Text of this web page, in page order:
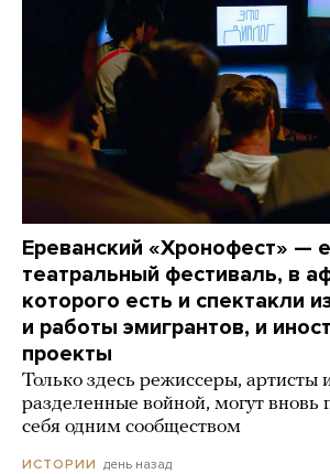
Ереванский «Хронофест» —
театральный фестиваль, в
которого есть и спектакли
и работы эмигрантов, и
проекты
Только здесь режиссеры, артисты
разделенные войной, могут вновь
себя одним сообществом
ИСТОРИИ день назад